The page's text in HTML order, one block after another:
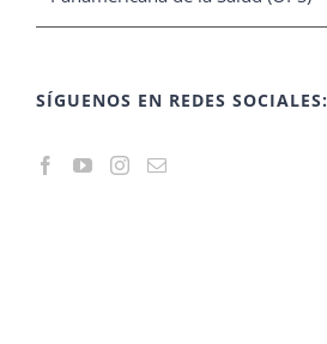
SÍGUENOS EN REDES SOCIALES: